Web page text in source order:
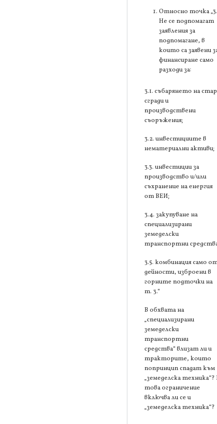
Относно точка „3.
Не се подпомагат
заявления за
подпомагане, в
които са заявени
финансиране само
разходи за:
3.1. събарянето на
сгради и
производствени
съоръжения;
3.2. инвестициите в
нематериални активи;
3.3. инвестиции за
производство и/или
съхранение на енергия
от ВЕИ;
3.4. закупуване на
специализирани
земеделски
транспортни
3.5. комбинация само
дейности, изброени в
горните подточки на
т. 3.“
В обхвата на
„специализирани
земеделски
транспортни
средства“ влизат ли и
тракторите, които
попринцип спадат към
„земеделска техника“?
това ограничение
включва ли се и
„земеделска техника“?